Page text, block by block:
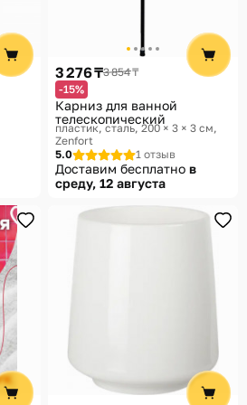
3 276 ₸3 854 ₸
-15%
Карниз для ванной
телескопический
пластик, сталь, 200 × 3 × 3 см
Zenfort
5.0
1 отзыв
Доставим бесплатно в
среду, 12 августа